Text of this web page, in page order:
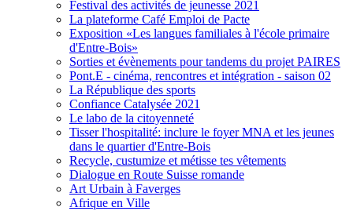
Festival des activités de jeunesse 2021
La plateforme Café Emploi de Pacte
Exposition «Les langues familiales à l'école primaire
d'Entre-Bois»
Sorties et évènements pour tandems du projet PAIRES
Pont.E - cinéma, rencontres et intégration - saison 02
La République des sports
Confiance Catalysée 2021
Le labo de la citoyenneté
Tisser l'hospitalité: inclure le foyer MNA et les jeunes
dans le quartier d'Entre-Bois
Recycle, custumize et métisse tes vêtements
Dialogue en Route Suisse romande
Art Urbain à Faverges
Afrique en Ville